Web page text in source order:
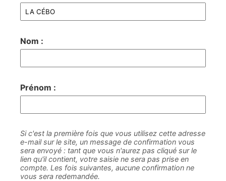
Nom :
Prénom :
Si c'est la première fois que vous utilisez cette adresse
e-mail sur le site, un message de confirmation vous
sera envoyé : tant que vous n'aurez pas cliqué sur le
lien qu'il contient, votre saisie ne sera pas prise en
compte. Les fois suivantes, aucune confirmation ne
vous sera redemandée.